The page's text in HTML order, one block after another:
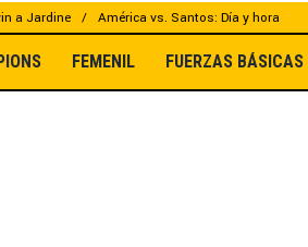
a Jardine América vs. Santos: Día y hora
FEMENIL FUERZAS BÁSICAS